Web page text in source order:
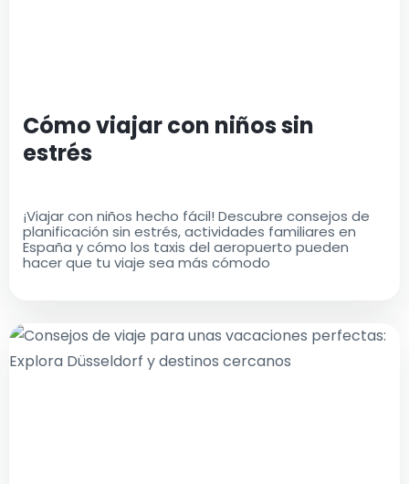
Cómo viajar con niños sin
estrés
¡Viajar con niños hecho fácil! Descubre consejos de
planificación sin estrés, actividades familiares en
España y cómo los taxis del aeropuerto pueden
hacer que tu viaje sea más cómodo